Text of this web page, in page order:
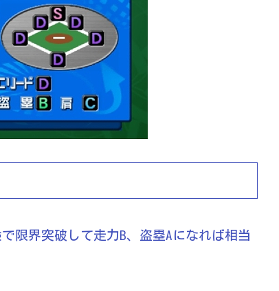
限界突破して走力B、盗塁Aになれば相当